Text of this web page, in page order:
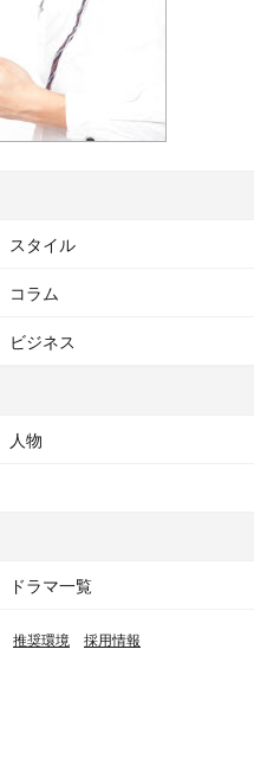
スタイル
コラム
ビジネス
人物
ドラマ一覧
推奨環境 採用情報